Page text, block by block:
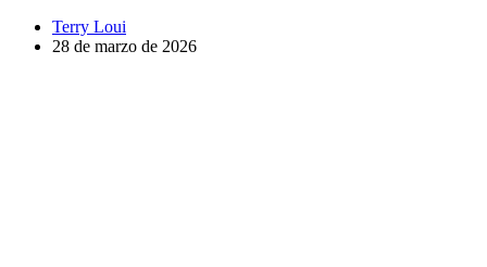
Terry Loui
28 de marzo de 2026